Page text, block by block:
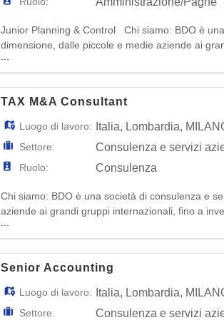
Junior Planning & Control Chi siamo: BDO è
dimensione, dalle piccole e medie aziende ai
164 paesi e più di 1.300 professionisti in Italia, la
TAX M&A Consultant
Luogo di lavoro: Italia, Lombardia,
Settore: Consulenza e servizi
Ruolo: Consulenza
Chi siamo: BDO è una società di consulenza e
aziende ai grandi gruppi internazionali, fino a
professionisti in Italia, la nostra azienda offre
Senior Accounting
Luogo di lavoro: Italia, Lombardia,
Settore: Consulenza e servizi